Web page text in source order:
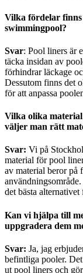
Vilka fördelar finns
swimmingpool?
Svar: Pool liners är
täcka insidan av
förhindrar läckage
Dessutom finns det
för att anpassa
Vilka olika
väljer man rätt
Svar: Vi på
material för pool
av material beror på
det bästa
Kan vi hjälpa till
uppgradera dem
Svar: Ja, jag
befintliga pooler.
ut pool liners och